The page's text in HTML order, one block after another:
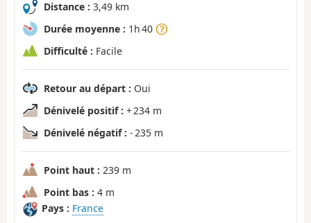
Distance : 3,49 km
Durée moyenne : 1h 40
Difficulté : Facile
Retour au départ : Oui
Dénivelé positif : + 234 m
Dénivelé négatif : - 235 m
Point haut : 239 m
Point bas : 4 m
Pays : France